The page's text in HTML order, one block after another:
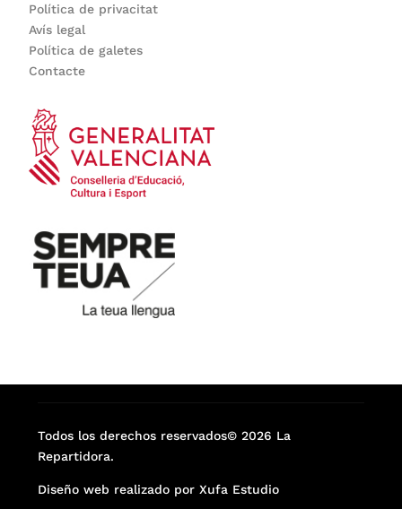
Política de privacitat
Avís legal
Política de galetes
Contacte
Todos los derechos reservados© 2026 La
Repartidora.
Diseño web realizado por Xufa Estudio